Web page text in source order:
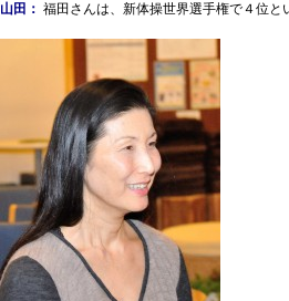
山田： 福田さんは、新体操世界選手権で４位